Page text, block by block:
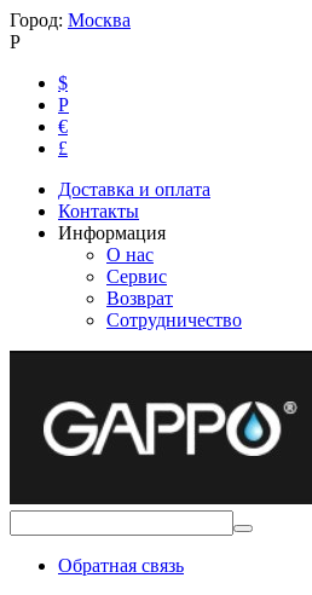
Город: Москва
Р
$
Р
€
£
Доставка и оплата
Контакты
Информация
О нас
Сервис
Возврат
Сотрудничество
Обратная связь